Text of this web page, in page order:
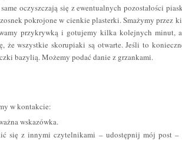
oczyszczają się z ewentualnych pozostałości
pokrojone w cienkie plasterki. Smażymy przez
przykrywką i gotujemy kilka kolejnych minut,
że wszystkie skorupiaki są otwarte. Jeśli to
bazylią. Możemy podać danie z grzankami.
w kontakcie:
wskazówka.
się z innymi czytelnikami – udostępnij mój post –